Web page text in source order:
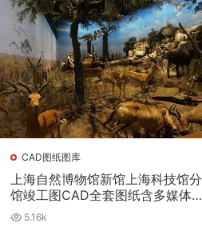
CAD图纸图库
上海自然博物馆新馆上海科技馆分
馆竣工图CAD全套图纸含多媒体设
计图纸
5.16k